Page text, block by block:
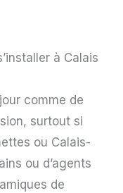
à Calais
comme de
surtout si
ou Calais-
ou d’agents
de